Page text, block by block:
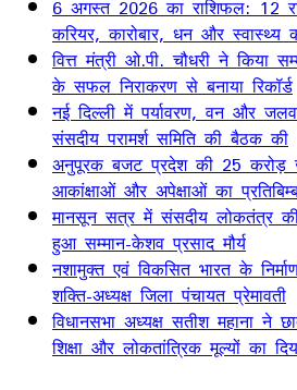
6 अगस्त 2026 का राशिफल: 12
करियर, कारोबार, धन और स्वास्थ्य
वित्त मंत्री ओ.पी. चौधरी ने किया
के सफल निराकरण से बनाया रिकॉर्ड
नई दिल्ली में पर्यावरण, वन और
संसदीय परामर्श समिति की बैठक की
अनुपूरक बजट प्रदेश की 25
आकांक्षाओं और अपेक्षाओं का
मानसून सत्र में संसदीय लोकतंत्र
हुआ सम्मान-केशव प्रसाद मौर्य
नशामुक्त एवं विकसित भारत के
शक्ति-अध्यक्ष जिला पंचायत प्रेमावती
विधानसभा अध्यक्ष सतीश महाना ने
शिक्षा और लोकतांत्रिक मूल्यों का